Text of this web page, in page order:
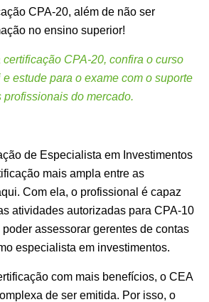
CPA-20, além de não ser
no ensino superior!
certificação CPA-20, confira o curso
estude para o exame com o suporte
profissionais do mercado.
de Especialista em Investimentos
mais ampla entre as
Com ela, o profissional é capaz
atividades autorizadas para CPA-10
assessorar gerentes de contas
especialista em investimentos.
com mais benefícios, o CEA
de ser emitida. Por isso, o